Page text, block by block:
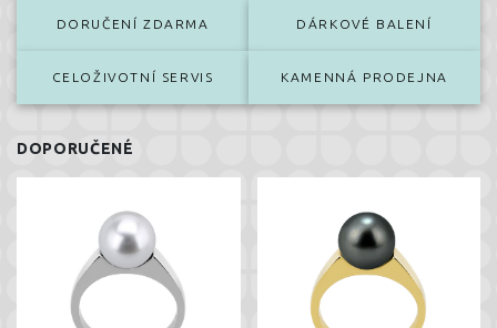
DORUČENÍ ZDARMA DÁRKOVÉ BALENÍ
CELOŽIVOTNÍ SERVIS KAMENNÁ PRODEJNA
DOPORUČENÉ